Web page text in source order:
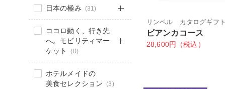
日本の極み (31)
ココロ動く、行き先
へ。モビリティマー
ケット
(0)
ホテルメイドの
美食セレクション (3)
リンベル カタログギフト
ビアンカコース
28,600円（税込）